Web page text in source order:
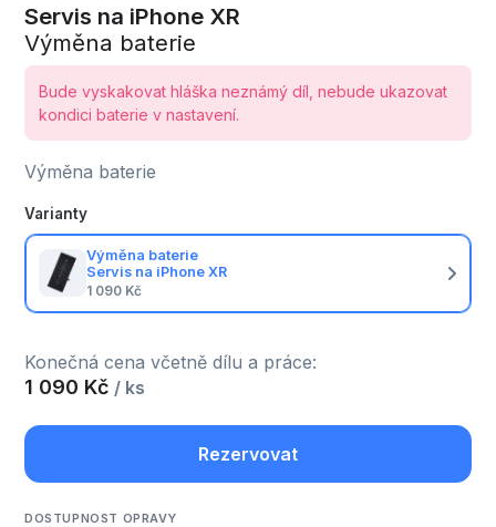
Servis na iPhone XR
Výměna baterie
Bude vyskakovat hláška neznámý díl, nebude ukazovat
kondici baterie v nastavení.
Výměna baterie
Varianty
Výměna baterie
Servis na iPhone XR
1 090 Kč
Konečná cena včetně dílu a práce:
1 090 Kč / ks
Rezervovat
DOSTUPNOST OPRAVY